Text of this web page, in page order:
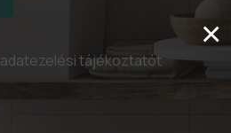
adatezelési tájékoztatót
×